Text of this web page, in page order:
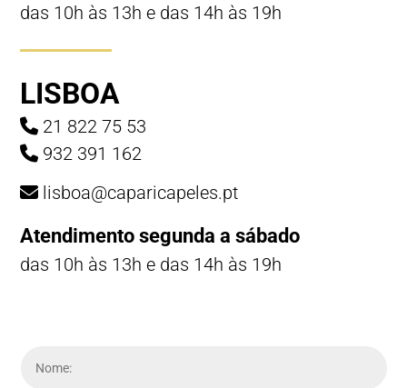
das 10h às 13h e das 14h às 19h
LISBOA
21 822 75 53
932 391 162
lisboa@caparicapeles.pt
Atendimento segunda a sábado
das 10h às 13h e das 14h às 19h